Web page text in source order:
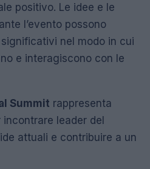
positivo. Le idee e le
l’evento possono
nel modo in cui
e interagiscono con le
Summit rappresenta
incontrare leader del
attuali e contribuire a un